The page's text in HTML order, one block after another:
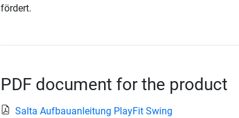
fördert.
PDF document for the product
Salta Aufbauanleitung PlayFit Swing